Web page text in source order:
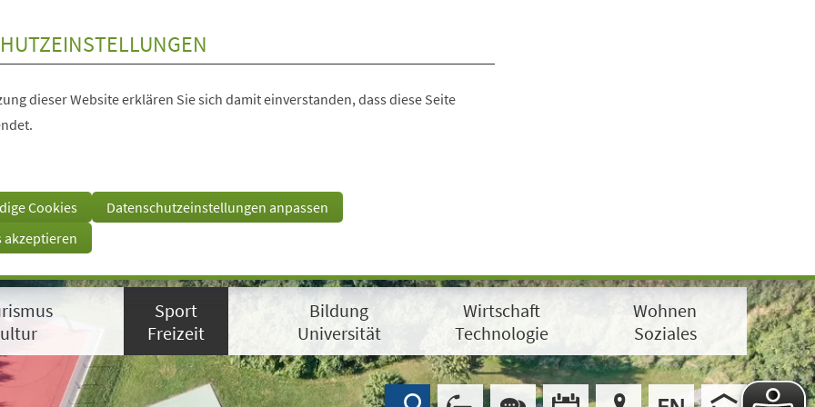
dieser Website erklären Sie sich damit einverstanden, dass diese Seite
Cookies
Datenschutzeinstellungen anpassen
akzeptieren
Sport
Freizeit
Bildung
Universität
Wirtschaft
Technologie
Wohnen
Soziales